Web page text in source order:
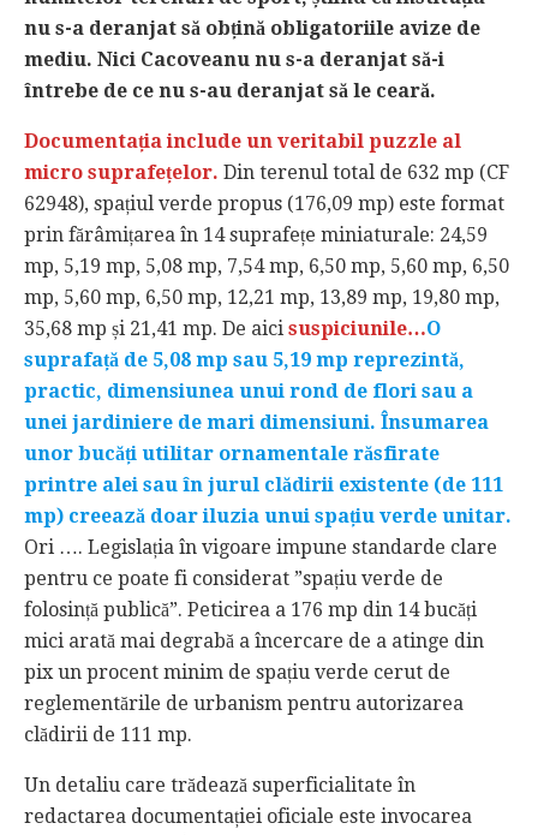
nu s-a deranjat să obțină obligatoriile avize de
mediu. Nici Cacoveanu nu s-a deranjat să-i
întrebe de ce nu s-au deranjat să le ceară.
Documentația include un veritabil puzzle al
micro suprafețelor. Din terenul total de 632 mp (CF
62948), spațiul verde propus (176,09 mp) este format
prin fărâmițarea în 14 suprafețe miniaturale: 24,59
mp, 5,19 mp, 5,08 mp, 7,54 mp, 6,50 mp, 5,60 mp, 6,50
mp, 5,60 mp, 6,50 mp, 12,21 mp, 13,89 mp, 19,80 mp,
35,68 mp și 21,41 mp. De aici suspiciunile…O
suprafață de 5,08 mp sau 5,19 mp reprezintă,
practic, dimensiunea unui rond de flori sau a
unei jardiniere de mari dimensiuni. Însumarea
unor bucăți utilitar ornamentale răsfirate
printre alei sau în jurul clădirii existente (de 111
mp) creează doar iluzia unui spațiu verde unitar.
Ori …. Legislația în vigoare impune standarde clare
pentru ce poate fi considerat ”spațiu verde de
folosință publică”. Peticirea a 176 mp din 14 bucăți
mici arată mai degrabă a încercare de a atinge din
pix un procent minim de spațiu verde cerut de
reglementările de urbanism pentru autorizarea
clădirii de 111 mp.
Un detaliu care trădează superficialitate în
redactarea documentației oficiale este invocarea